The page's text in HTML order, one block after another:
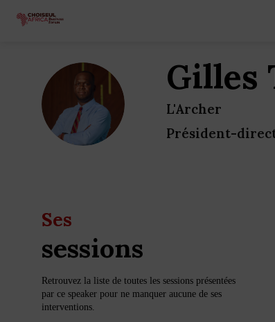
GT
Gilles
L'Archer
Président-
Ses
sessions
Retrouvez la liste de toutes les sessions présentées
par ce speaker pour ne manquer aucune de ses
interventions.